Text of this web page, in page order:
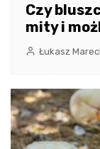
Czy
mity i
Łukasz